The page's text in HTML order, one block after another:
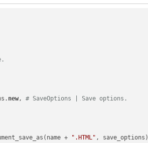
new, # SaveOptions | Save options.
+
".HTML" , save_options)